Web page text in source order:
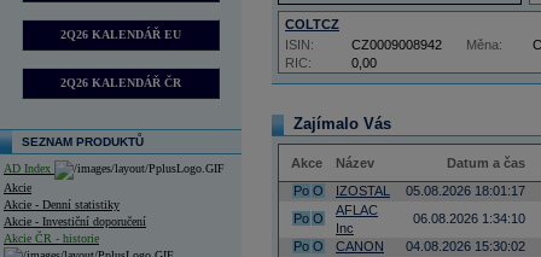
2Q26 KALENDÁŘ EU
2Q26 KALENDÁŘ ČR
SEZNAM PRODUKTŮ
AD Index
Akcie
Akcie - Denní statistiky
Akcie - Investiční doporučení
Akcie ČR - historie
COLTCZ
RIC: 0,00
ISIN: CZ0009008942 Měna:
Zajímalo Vás
Akce Název
Datum a čas
Po O IZOSTAL
05.08.2026 18:01:17
Po O
AFLAC
Inc
06.08.2026 1:34:10
Po O CANON 04.08.2026 15:30:02